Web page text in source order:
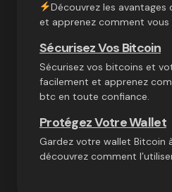
Découvrez les avantages
et apprenez comment vous
Sécurisez Vos Bitcoin
Sécurisez vos bitcoins et
facilement et apprenez
btc en toute confiance.
Protégez Votre Wallet
Gardez votre wallet Bitcoin
découvrez comment